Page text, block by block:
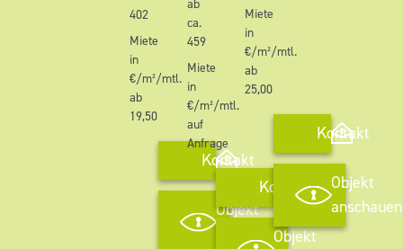
402
Miete
in
€/m²/mtl.
ab
19,50
Kontakt
Objekt
anschauen
ab
ca.
459
Miete
in
€/m²/mtl.
auf
Anfrage
Kontakt
Objekt
Miete
in
€/m²/mtl.
ab
25,00
Kontakt
Objekt
anschauen